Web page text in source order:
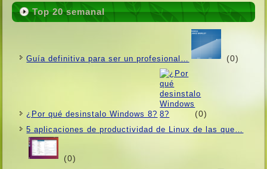
Top 20 semanal
Guí­a definitiva para ser un profesional… (0)
¿Por qué desinstalo Windows 8? (0)
5 aplicaciones de productividad de Linux de las que…
(0)